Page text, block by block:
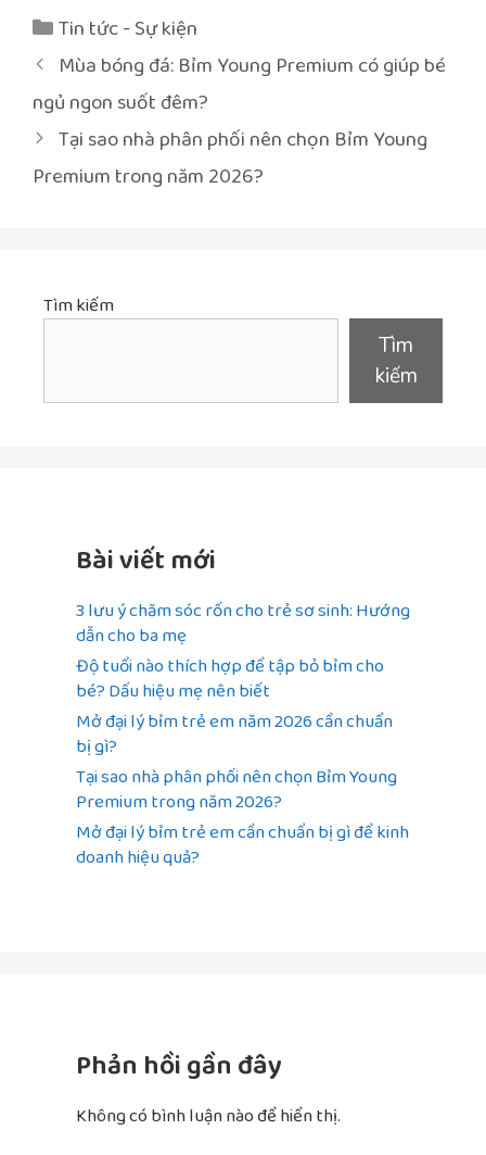
Danh
mục
Tin tức - Sự kiện
Điều
hướng
bài
viết
Mùa bóng đá: Bỉm Young Premium có giúp bé
ngủ ngon suốt đêm?
Tại sao nhà phân phối nên chọn Bỉm Young
Premium trong năm 2026?
Tìm kiếm
Tìm
kiếm
Bài viết mới
3 lưu ý chăm sóc rốn cho trẻ sơ sinh: Hướng
dẫn cho ba mẹ
Độ tuổi nào thích hợp để tập bỏ bỉm cho
bé? Dấu hiệu mẹ nên biết
Mở đại lý bỉm trẻ em năm 2026 cần chuẩn
bị gì?
Tại sao nhà phân phối nên chọn Bỉm Young
Premium trong năm 2026?
Mở đại lý bỉm trẻ em cần chuẩn bị gì để kinh
doanh hiệu quả?
Phản hồi gần đây
Không có bình luận nào để hiển thị.